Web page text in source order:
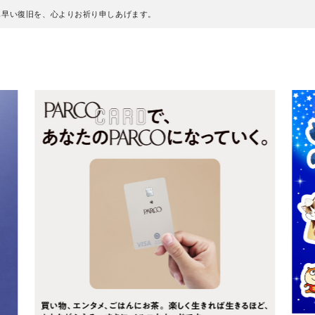
い復旧を、心よりお祈り申しあげます。